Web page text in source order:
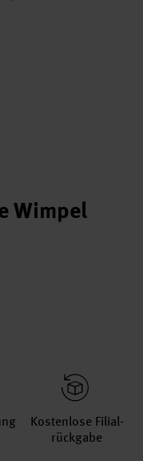
Wimpel
Kosten­lose Filial­
rückgabe